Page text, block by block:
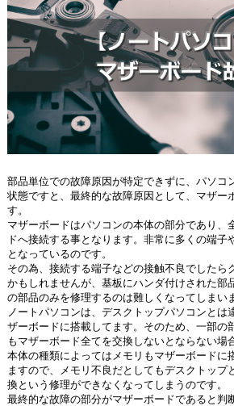
部品単位での故障原因が特定できずに、パソコ
状態ですと、最終的な故障原因として、マザー
す。
マザーボードはパソコンの本体の部分であり、
ドへ接続する事となります。非常に多くの端子
となっているのです。
その為、接続する端子などの接触不良でしたら
かもしれませんが、基板にハンダ付けされた部
の部品のみを修理するのは難しくなってしまい
ノートパソコンは、デスクトップパソコンとは
ザーボードに搭載してます。そのため、一部の
もマザーボード全てを交換しないとならない場
本体の種類によってはメモリもマザーボードに
ますので、メモリ不良だとしてもデスクトップ
換という修理ができなくなってしまうのです。
最終的な故障の部分がマザーボードであると判